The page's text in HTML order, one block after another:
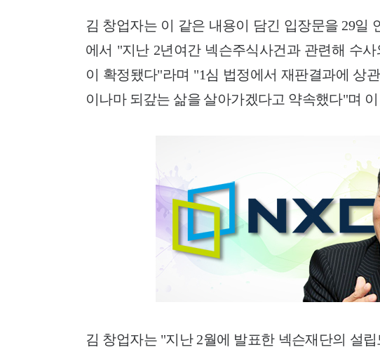
김 창업자는 이 같은 내용이 담긴 입장문을 29일
에서 "지난 2년여간 넥슨주식사건과 관련해 수
이 확정됐다"라며 "1심 법정에서 재판결과에 상
이나마 되갚는 삶을 살아가겠다고 약속했다"며
김 창업자는 "지난 2월에 발표한 넥슨재단의 설